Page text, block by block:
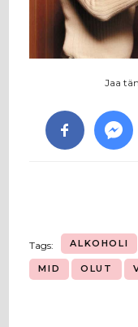
Jaa
Tags: ALKOHOLI
MID OLUT